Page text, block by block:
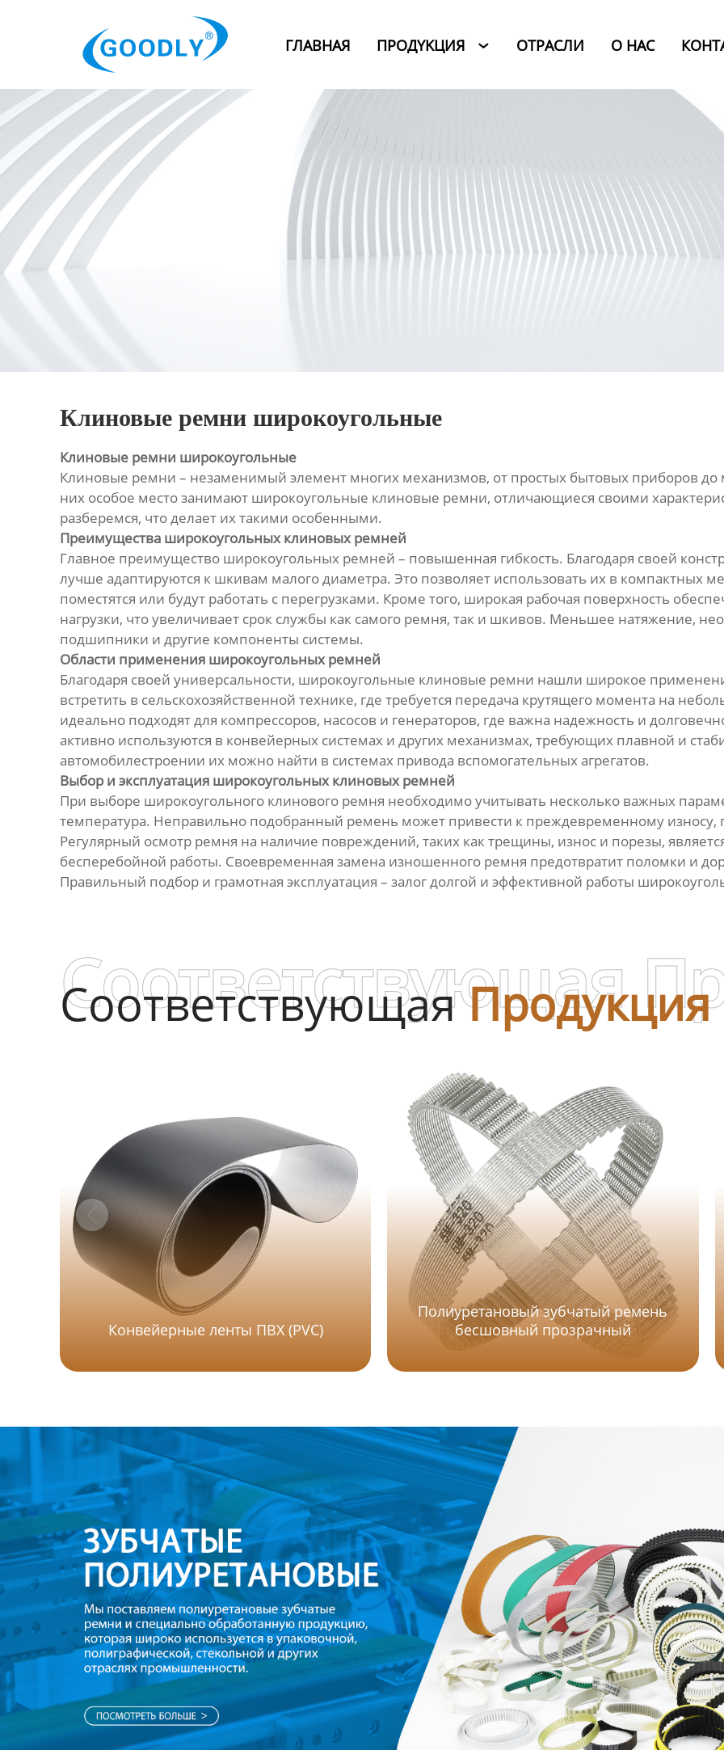
ГЛАВНАЯ ПРОДYKЦИЯ  ОТРАСЛИ O HAC
ОТРАСЛИ
Категория
Новости
Контакты
Клиновые ремни широкоугольные
Клиновые ремни широкоугольные
Клиновые ремни – незаменимый элемент многих механизмов, от простых бытовых приборов
них особое место занимают широкоугольные клиновые ремни, отличающиеся своими
разберемся, что делает их такими особенными.
Преимущества широкоугольных клиновых ремней
Главное преимущество широкоугольных ремней – повышенная гибкость. Благодаря своей
лучше адаптируются к шкивам малого диаметра. Это позволяет использовать их в компактных
поместятся или будут работать с перегрузками. Кроме того, широкая рабочая поверхность
нагрузки, что увеличивает срок службы как самого ремня, так и шкивов. Меньшее натяжение,
подшипники и другие компоненты системы.
Области применения широкоугольных ремней
Благодаря своей универсальности, широкоугольные клиновые ремни нашли широкое
встретить в сельскохозяйственной технике, где требуется передача крутящего момента на
идеально подходят для компрессоров, насосов и генераторов, где важна надежность и
активно используются в конвейерных системах и других механизмах, требующих плавной и
автомобилестроении их можно найти в системах привода вспомогательных агрегатов.
Выбор и эксплуатация широкоугольных клиновых ремней
При выборе широкоугольного клинового ремня необходимо учитывать несколько важных
температура. Неправильно подобранный ремень может привести к преждевременному
Регулярный осмотр ремня на наличие повреждений, таких как трещины, износ и порезы,
бесперебойной работы. Своевременная замена изношенного ремня предотвратит поломки и
Правильный подбор и грамотная эксплуатация – залог долгой и эффективной работы
СоответствующаяПродукция
Соответствующая
Конвейерные ленты ПВХ (PVC)
Полиуретановый зубчатый ремень
бесшовный прозрачный